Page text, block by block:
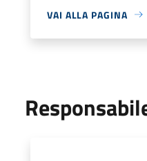
VAI ALLA PAGINA